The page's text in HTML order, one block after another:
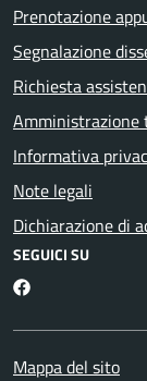
Prenotazione
Segnalazione
Richiesta
Amministrazione
Informativa
Note legali
Dichiarazione di
SEGUICI SU
Facebook
Mappa del sito